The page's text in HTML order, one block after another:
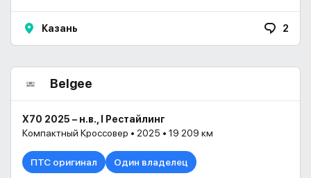
Казань 2
Belgee
X70 2025 – н.в., I Рестайлинг
Компактный Кроссовер • 2025 • 19 209 км
ПТС оригинал Один владелец